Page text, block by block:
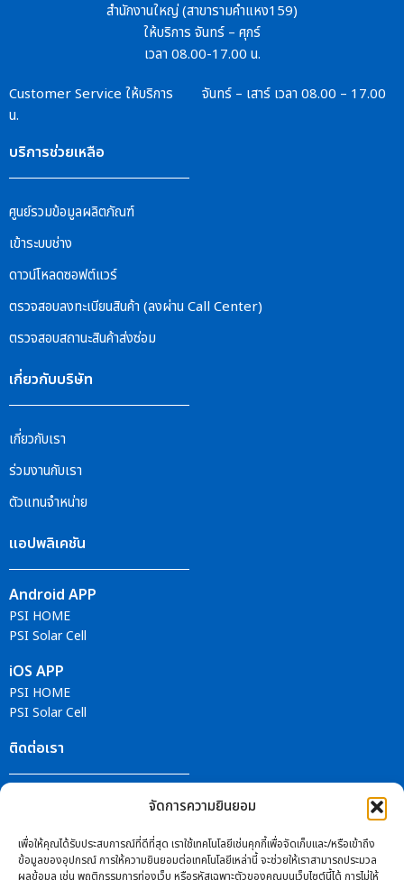
จัดการความยินยอม
เพื่อให้คุณได้รับประสบการณ์ที่ดีที่สุด เราใช้เทคโนโลยีเช่นคุกกี้เพื่อจัดเก็บและ/หรือเข้าถึง
ข้อมูลของอุปกรณ์ การให้ความยินยอมต่อเทคโนโลยีเหล่านี้ จะช่วยให้เราสามารถประมวล
ผลข้อมูล เช่น พฤติกรรมการท่องเว็บ หรือรหัสเฉพาะตัวของคุณบนเว็บไซต์นี้ได้ การไม่ให้
สำนักงานใหญ่ (สาขารามคำแหง159)
ให้บริการ จันทร์ – ศุกร์
เวลา 08.00-17.00 น.
Customer Service ให้บริการ จันทร์ – เสาร์ เวลา 08.00 – 17.00
น.
บริการช่วยเหลือ
ศูนย์รวมข้อมูลผลิตภัณฑ์
เข้าระบบช่าง
ดาวน์โหลดซอฟต์แวร์
ตรวจสอบลงทะเบียนสินค้า (ลงผ่าน Call Center)
ตรวจสอบสถานะสินค้าส่งซ่อม
เกี่ยวกับบริษัท
เกี่ยวกับเรา
ร่วมงานกับเรา
ตัวแทนจำหน่าย
แอปพลิเคชัน
Android APP
PSI HOME
PSI Solar Cell
iOS APP
PSI HOME
PSI Solar Cell
ติดต่อเรา